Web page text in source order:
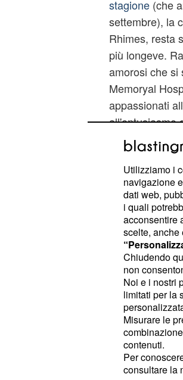
stagione(che
settembre), la
Rhimes, resta
più longeve.
amorosi che si
Memoryal
appassionati
all'entusiasmo
problematici;
gli
pazienti...
che,
trovare fine.
Dr House,
2012 per un
state
mediche, a
specializzata
New Jersey.
Andando un
menzionare
delle
Utilizziamo i
navigazione
dati web,
i quali
acconsentire
scelte, anche
Chiudendo
non
Noi e i nostri
limitati per la
Misurare le
contenuti.
Per
consultare la